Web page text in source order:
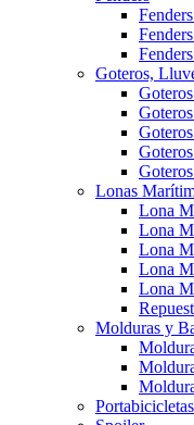
Goteros,
Lonas
Lona
Lona
Lona
Lona
Lona
Molduras y
Portabicicletas